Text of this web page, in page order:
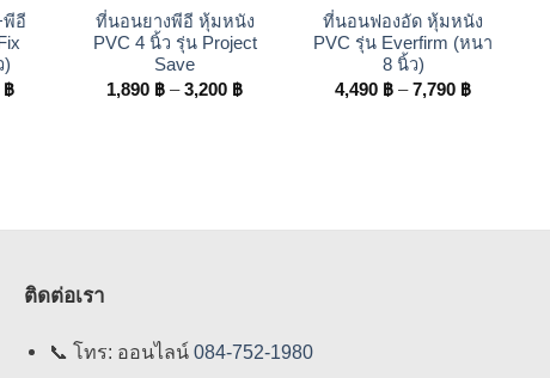
พีอี
)
฿Price
ที่นอนยางพีอี หุ้มหนัง
PVC 4 นิ้ว รุ่น Project
Save
1,890 ฿ – 3,200 ฿Price
ที่นอนฟองอัด หุ้มหนัง
PVC รุ่น Everfirm (หนา
8 นิ้ว)
4,490 ฿ – 7,790 ฿Price
ติดต่อเรา
📞 โทร: ออนไลน์ 084-752-1980